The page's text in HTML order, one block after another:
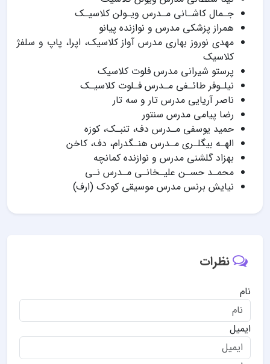
جـمال کاشـانی مـدرس ویـولن کلاسیـک
همراز پزشکی مدرس و نوازنده پیانو
مهدی نوروز بهاری مدرس آواز کلاسیک، اپرا، پاپ و سلفژ
کلاسیک
پرستو شیرانی مدرس فلوت کلاسیک
نیلـوفر طائـفی مـدرس فـلوت کلاسیـک
ناصر آریایی مدرس تار و سه تار
رضا پیامی مدرس سنتور
حمید یوسفی مـدرس دف، تنبـک، کوزه
الهـه بیگلـری مـدرس هنـگدرام، دف، کاخن
بهزاد گلشنی مدرس و نوازنده کمانچه
محمـد حسـن علیـخانـی مـدرس نـی
نیایش برنس مدرس موسیقی کودک (ارف)
نظرات
نام
ایمیل